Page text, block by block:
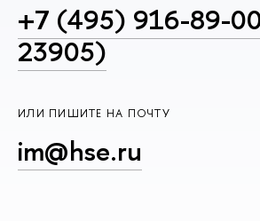
+7 (495) 916-89-
23905)
ИЛИ ПИШИТЕ НА ПОЧТУ
im@hse.ru